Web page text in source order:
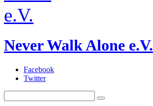
Never Walk Alone e.V.
Facebook
Twitter